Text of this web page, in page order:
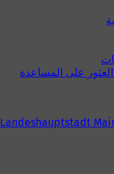
على المساعدة
Landeshauptstadt